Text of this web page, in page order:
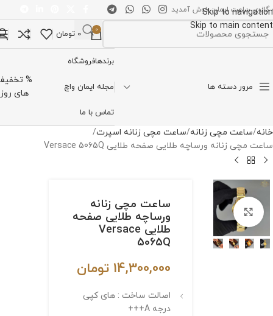
Skip to navigation
Skip to main content
گالری ساعت ایمان خوش آمدید
0
0 تومان
مرور دسته ها
برندهافروشگاه
مجله ایمان واچ
تماس با ما
%
های روز
خانه ساعت مچی زنانه ساعت مچی زنانه اسپرت
ساعت مچی زنانه ورساچه طلایی صفحه طلایی Versace 5065Q
برای بزرگنمایی کلیک کنیدساعت مچی زنانه
ورساچه طلایی صفحه
طلایی Versace
5065Q
14,300,000 تومان
اصالت ساخت : های کپی
درجه A+++